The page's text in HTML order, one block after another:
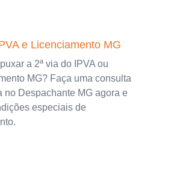
e Licenciamento MG
a 2ª via do IPVA ou
MG? Faça uma consulta
no Despachante MG agora e
especiais de